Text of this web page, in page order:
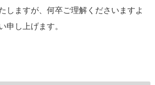
しますが、何卒ご理解くださいますよ
申し上げます。